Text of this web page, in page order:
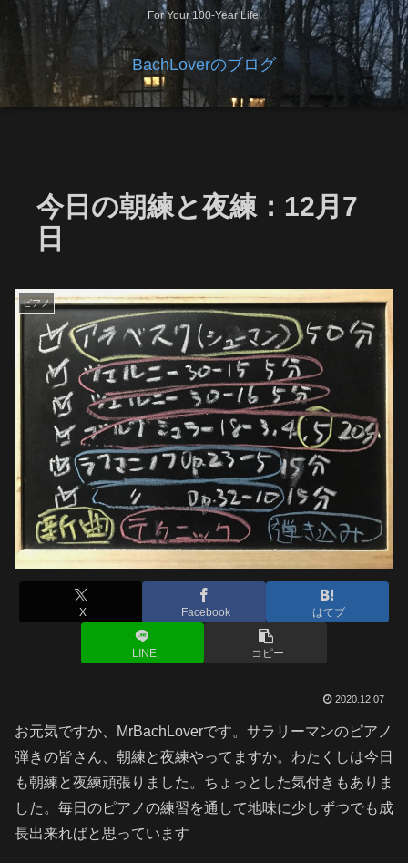
For Your 100-Year Life.
BachLoverのブログ
今日の朝練と夜練：12月7
日
ピアノ
X Facebook はてブ
LINE コピー
2020.12.07
お元気ですか、MrBachLoverです。サラリーマンのピアノ
弾きの皆さん、朝練と夜練やってますか。わたくしは今日
も朝練と夜練頑張りました。ちょっとした気付きもありま
した。毎日のピアノの練習を通して地味に少しずつでも成
長出来ればと思っています